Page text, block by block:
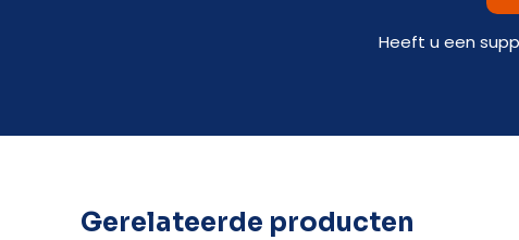
Heeft u een
Gerelateerde producten